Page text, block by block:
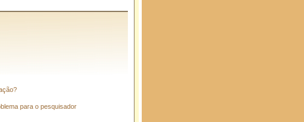
para o pesquisador